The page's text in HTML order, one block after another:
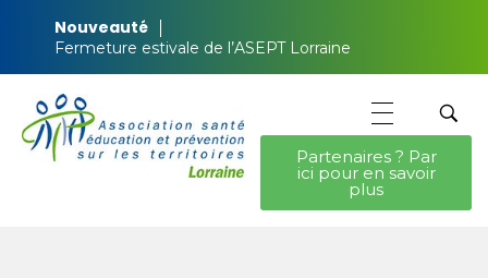
Nouveauté
Fermeture estivale de l’ASEPT Lorraine
Partenaires ? Par
ici pour en savoir
plus